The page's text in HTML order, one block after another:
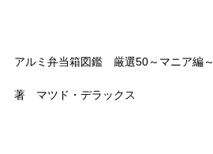
アルミ弁当箱図鑑 厳選50～マニア編～
著 マツド・デラックス